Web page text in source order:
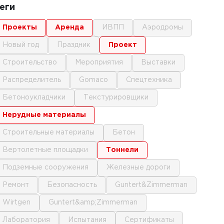
проекты аренда ИВПП аэродромы
новый год праздник проект
строительство мероприятия выставки
распределитель gomaco спецтехника
бетоноукладчики текстурировщики
нерудные материалы
строительные материалы бетон
вертолетные площадки тоннели
подземные сооружения железные дороги
ремонт безопасность Guntert&Zimmerman
Wirtgen Guntert&amp;Zimmerman
лаборатория испытания сертификаты